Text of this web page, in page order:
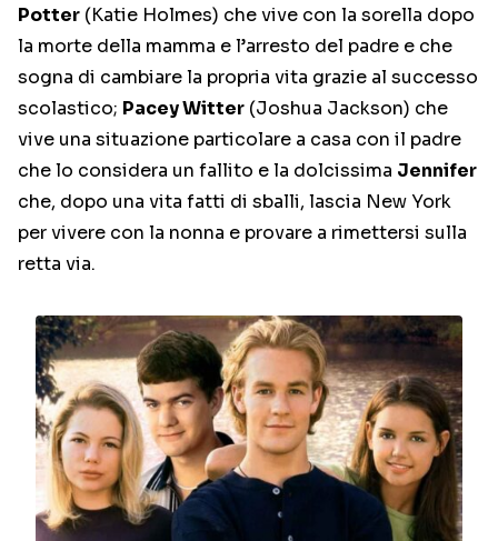
Potter (Katie Holmes) che vive con la sorella dopo
la morte della mamma e l’arresto del padre e che
sogna di cambiare la propria vita grazie al successo
scolastico; Pacey Witter (Joshua Jackson) che
vive una situazione particolare a casa con il padre
che lo considera un fallito e la dolcissima Jennifer
che, dopo una vita fatti di sballi, lascia New York
per vivere con la nonna e provare a rimettersi sulla
retta via.